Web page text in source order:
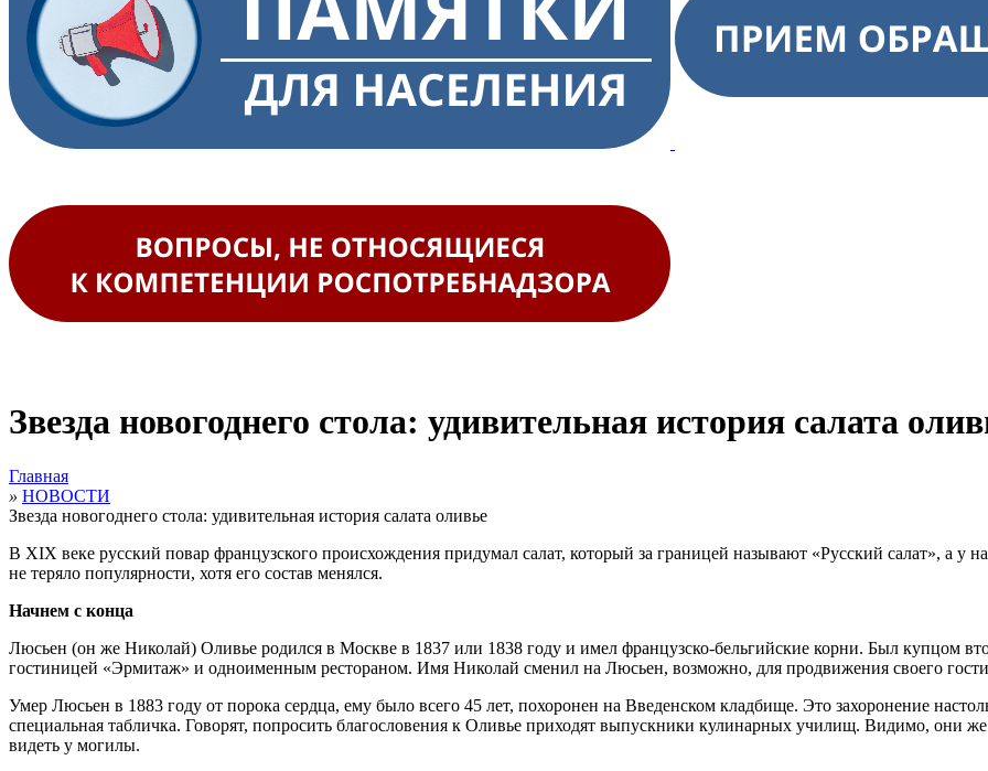
Звезда новогоднего стола: удивительная история салата
Главная
» НОВОСТИ
Звезда новогоднего стола: удивительная история салата оливье
В XIX веке русский повар французского происхождения придумал салат, который за границей называют «Русский салат», а у
не теряло популярности, хотя его состав менялся.
Начнем с конца
Люсьен (он же Николай) Оливье родился в Москве в 1837 или 1838 году и имел французско-бельгийские корни. Был купцом
гостиницей «Эрмитаж» и одноименным рестораном. Имя Николай сменил на Люсьен, возможно, для продвижения своего
Умер Люсьен в 1883 году от порока сердца, ему было всего 45 лет, похоронен на Введенском кладбище. Это захоронение
специальная табличка. Говорят, попросить благословения к Оливье приходят выпускники кулинарных училищ. Видимо, они
видеть у могилы.